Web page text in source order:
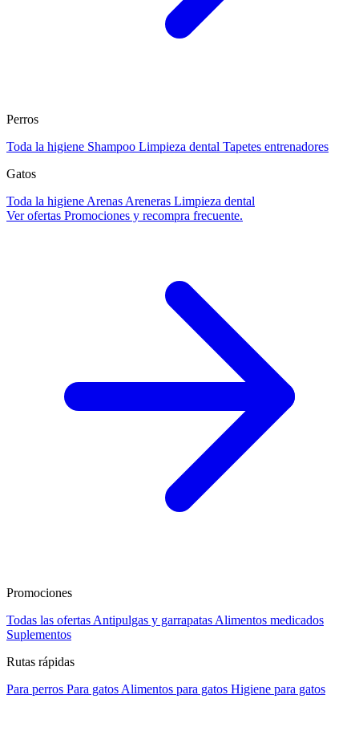
Perros
Toda la higiene Shampoo Limpieza dental Tapetes entrenadores
Gatos
Toda la higiene Arenas Areneras Limpieza dental
Ver ofertas Promociones y recompra frecuente.
Promociones
Todas las ofertas Antipulgas y garrapatas Alimentos medicados
Suplementos
Rutas rápidas
Para perros Para gatos Alimentos para gatos Higiene para gatos